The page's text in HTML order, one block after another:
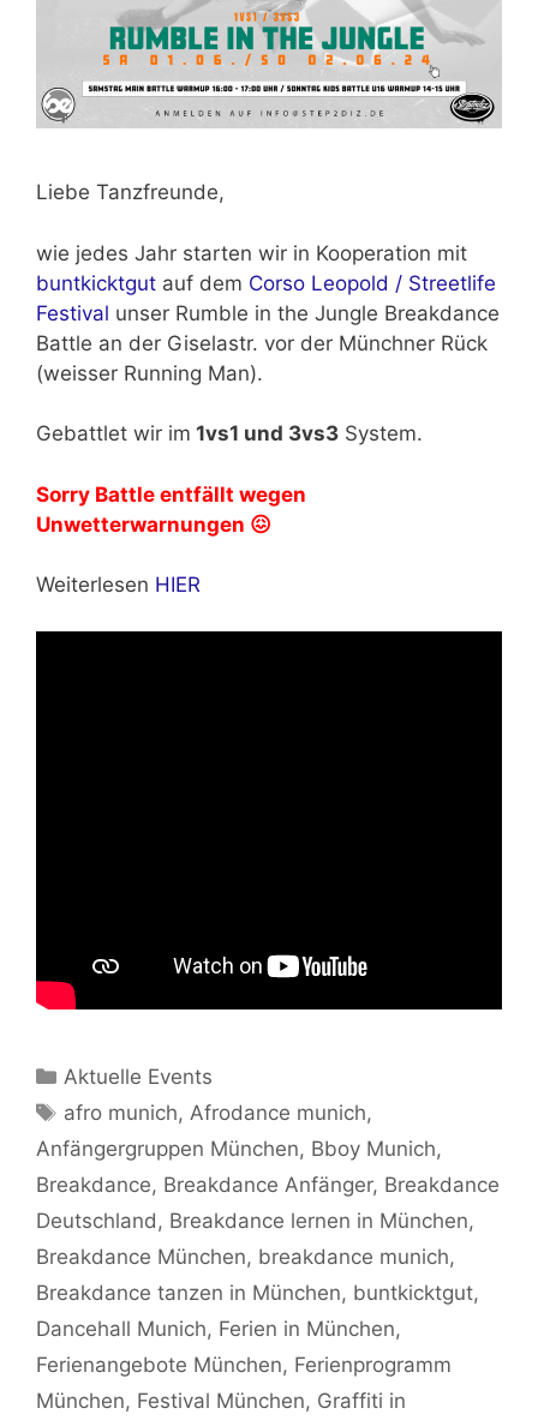
Liebe Tanzfreunde,
wie jedes Jahr starten wir in Kooperation mit
buntkicktgut auf dem Corso Leopold / Streetlife
Festival unser Rumble in the Jungle Breakdance
Battle an der Giselastr. vor der Münchner Rück
(weisser Running Man).
Gebattlet wir im 1vs1 und 3vs3 System.
Sorry Battle entfällt wegen
Unwetterwarnungen 😖
Weiterlesen HIER
Kategorien
Aktuelle Events
Schlagwörter
afro munich, Afrodance munich,
Anfängergruppen München, Bboy Munich,
Breakdance, Breakdance Anfänger, Breakdance
Deutschland , Breakdance lernen in München,
Breakdance München, breakdance munich,
Breakdance tanzen in München, buntkicktgut,
Dancehall Munich, Ferien in München,
Ferienangebote München, Ferienprogramm
München, Festival München, Graffiti in